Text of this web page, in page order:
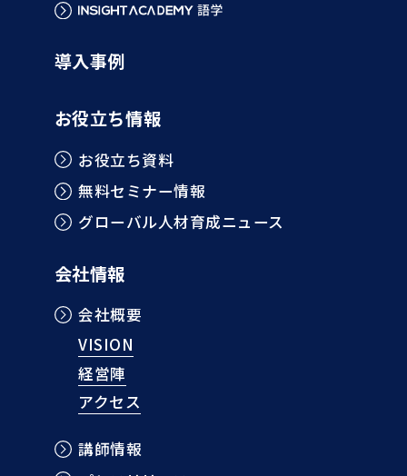
導入事例
お役立ち情報
お役立ち資料
無料セミナー情報
グローバル人材育成ニュース
会社情報
会社概要
VISION
経営陣
アクセス
講師情報